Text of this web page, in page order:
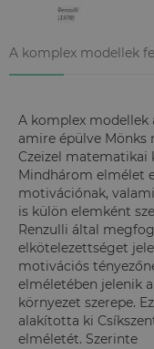
A komplex modellek
A komplex modellek
amire épülve Mönks
Czeizel matematikai
Mindhárom elmélet
motivációnak,
is külön elemként
Renzulli által
elkötelezettséget
motivációs
elméletében jelenik
környezet szerepe.
alakította ki
elméletét. Szerinte